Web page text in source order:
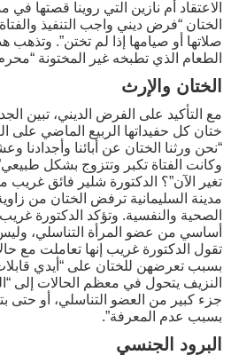
الاعتقاد أم نازين التي روينا قصتها
الختان “فرض ديني واجب التنفيذ
صلاتها أو صيامها إذا لم تختن”. وتذهب
الطعام الذي تطبخه غير المختونة
الختان والإرث
مع التأكيد على الفرض الديني، تبين
ختان كل حفيداتها الربيع الماضي على
“نحن ورثنا الختان عن أبائنا وأجدادنا
وكانت الفتاة تكبر وتتزوج بشكل
تغير الآن”؟ الدكتورة شلير فائق
مدينة السليمانية ترفض الختان من
الصحية والنفسية. وتؤكد الدكتورة غريب
أساسي من عضو المرأة التناسلي، وليس
تقول الدكتورة غريب إنها تعاملت مع
بسبب تعرضهن للختان على “أيدي
النزيف يتحول في معظم الحالات إلى
جزء كبير من العضو التناسلي، أو حتى
بسبب عدم المعرفة”.
البرود الجنسي